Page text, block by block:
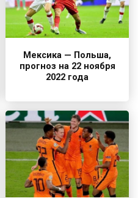
Мексика — Польша,
прогноз на 22 ноября
2022 года